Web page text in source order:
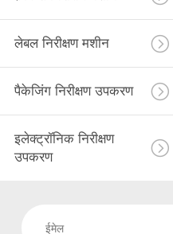
लेबल निरीक्षण मशीन
पैकेजिंग निरीक्षण उपकरण
इलेक्ट्रॉनिक निरीक्षण
उपकरण